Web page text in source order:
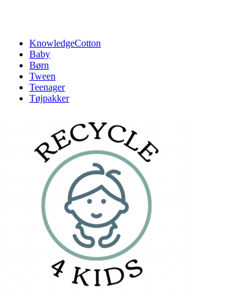
KnowledgeCotton
Baby
Børn
Tween
Teenager
Tøjpakker